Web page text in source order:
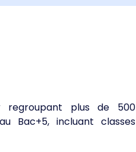
regroupant plus de 500
Bac+5, incluant classes